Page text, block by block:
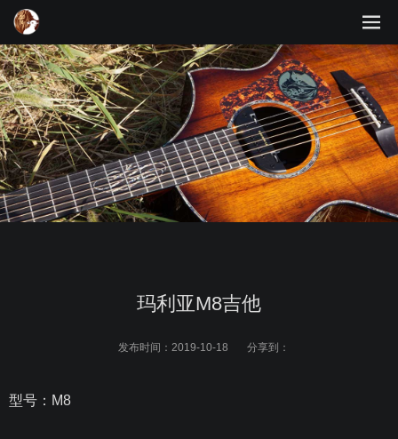
玛利亚M8吉他
发布时间： 2019-10-18 分享到：
型号：M8